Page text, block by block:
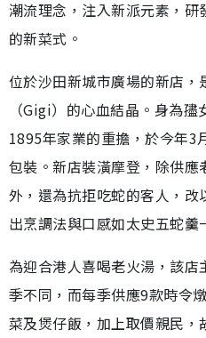
潮流理念，注入新派元素，
的新菜式。
位於沙田新城市廣場的新店
（Gigi）的心血結晶。身為
1895年家業的重擔，於今年3
包裝。新店裝潢摩登，除供
外，還為抗拒吃蛇的客人，
出烹調法與口感如太史五蛇羹
為迎合港人喜喝老火湯，該
季不同，而每季供應9款時令
菜及煲仔飯，加上取價親民，